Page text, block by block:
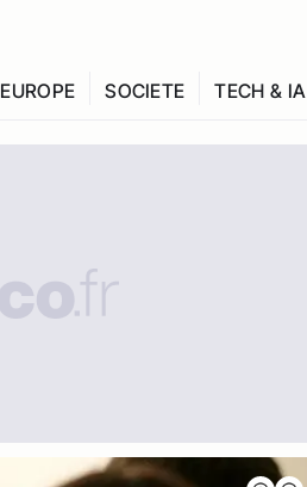
EUROPE SOCIETE TECH & IA